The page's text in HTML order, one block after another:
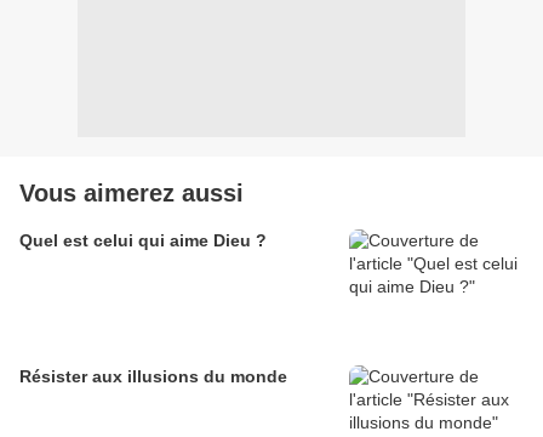
Vous aimerez aussi
Quel est celui qui aime Dieu ?
Résister aux illusions du monde